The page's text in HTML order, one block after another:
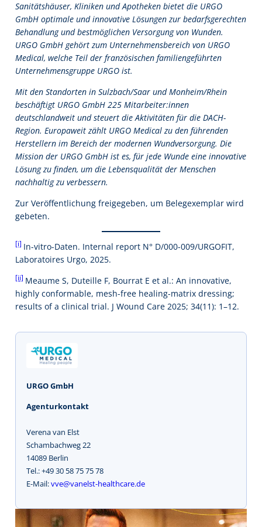
Sanitätshäuser, Kliniken und Apotheken bietet die URGO
GmbH optimale und innovative Lösungen zur bedarfsgerechten
Behandlung und bestmöglichen Versorgung von Wunden.
URGO GmbH gehört zum Unternehmensbereich von URGO
Medical, welche Teil der französischen familiengeführten
Unternehmensgruppe URGO ist.
Mit den Standorten in Sulzbach/Saar und Monheim/Rhein
beschäftigt URGO GmbH 225 Mitarbeiter:innen
deutschlandweit und steuert die Aktivitäten für die DACH-
Region. Europaweit zählt URGO Medical zu den führenden
Herstellern im Bereich der modernen Wundversorgung. Die
Mission der URGO GmbH ist es, für jede Wunde eine innovative
Lösung zu finden, um die Lebensqualität der Menschen
nachhaltig zu verbessern.
Zur Veröffentlichung freigegeben, um Belegexemplar wird
gebeten.
[i] In-vitro-Daten. Internal report N° D/000-009/URGOFIT,
Laboratoires Urgo, 2025.
[ii] Meaume S, Duteille F, Bourrat E et al.: An innovative,
highly conformable, mesh-free healing-matrix dressing;
results of a clinical trial. J Wound Care 2025; 34(11): 1–12.
URGO GmbH
Agenturkontakt
Verena van Elst
Schambachweg 22
14089 Berlin
Tel.: +49 30 58 75 75 78
E-Mail:vve@vanelst-healthcare.de